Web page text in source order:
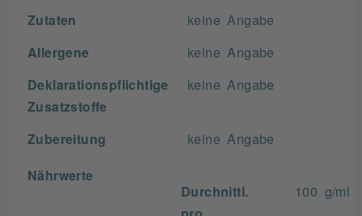
Zutaten keine Angabe
Allergene keine Angabe
Deklarationspflichtige
Zusatzstoffe
keine Angabe
Zubereitung keine Angabe
Nährwerte
Durchnittl.
pro
100 g/ml